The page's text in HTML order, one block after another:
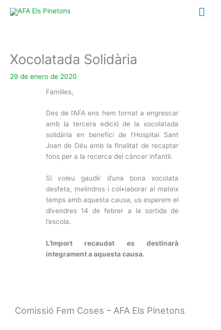
Xocolatada Solidària
29 de enero de 2020
Families,
Des de l’AFA ens hem tornat a engrescar
amb la tercera edició de la xocolatada
solidària en benefici de l’Hospital Sant
Joan de Déu amb la finalitat de recaptar
fons per a la recerca del càncer infantil.
Si voleu gaudir d’una bona xocolata
desfeta, melindros i col•laborar al mateix
temps amb aquesta causa, us esperem el
divendres 14 de febrer a la sortida de
l’escola.
L’Import recaudat es destinarà
integrament a aquesta causa.
Comissió Fem Coses – AFA Els Pinetons